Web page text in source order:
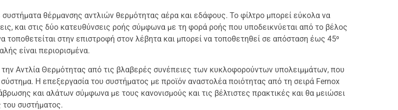
συστήματα θέρμανσης αντλιών θερμότητας αέρα και εδάφους. Το φίλτρο μπορεί εύκολα να
και στις δύο κατευθύνσεις ροής σύμφωνα με τη φορά ροής που υποδεικνύεται από το βέλος
τοποθετείται στην επιστροφή στον λέβητα και μπορεί να τοποθετηθεί σε απόσταση έως 45⁰
είναι περιορισμένα.
την Αντλία Θερμότητας από τις βλαβερές συνέπειες των κυκλοφορούντων υπολειμμάτων, που
Η επεξεργασία του συστήματος με προϊόν αναστολέα ποιότητας από τη σειρά Fernox
και αλάτων σύμφωνα με τους κανονισμούς και τις βέλτιστες πρακτικές και θα μειώσει
συστήματος.